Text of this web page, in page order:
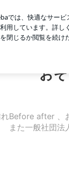
ル後のカレーうどん
お
Before after 、
また一般社団法